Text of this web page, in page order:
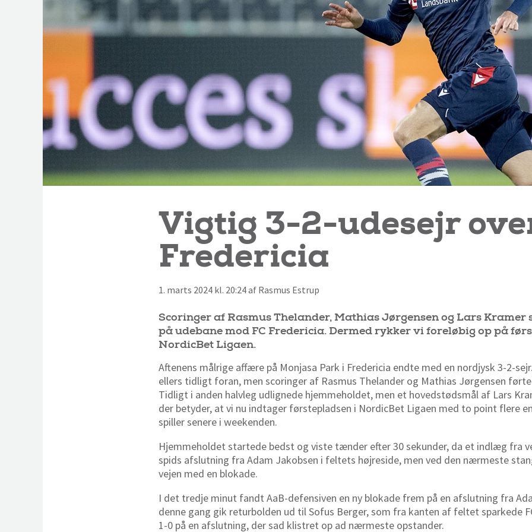
Vigtig 3-2-udesejr
Fredericia
1. marts 2024 kl. 20:24 af Rasmus Estrup
Scoringer af Rasmus Thelander, Mathias Jørgensen og Lars Kramer
på udebane mod FC Fredericia. Dermed rykker vi foreløbig op på
NordicBet Ligaen.
Aftenens målrige affære på Monjasa Park i Fredericia endte med en nordjysk 3-2-
ellers tidligt foran, men scoringer af Rasmus Thelander og Mathias Jørgensen
Tidligt i anden halvleg udlignede hjemmeholdet, men et hovedstødsmål af Lars
der betyder, at vi nu indtager førstepladsen i NordicBet Ligaen med to point flere
spiller senere i weekenden.
Hjemmeholdet startede bedst og viste tænder efter 30 sekunder, da et indlæg fra
spids afslutning fra Adam Jakobsen i feltets højreside, men ved den nærmeste
vejen med en blokade.
I det tredje minut fandt AaB-defensiven en ny blokade frem på en afslutning fra
denne gang gik returbolden ud til Sofus Berger, som fra kanten af feltet sparkede
1-0 på en afslutning, der sad klistret op ad nærmeste opstander.